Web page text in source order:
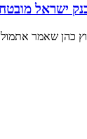
ישראל
כהן שאמר